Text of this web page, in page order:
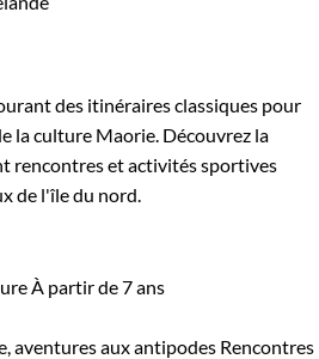
des itinéraires classiques pour
la culture Maorie. Découvrez la
rencontres et activités sportives
de l'île du nord.
À partir de 7 ans
aventures aux antipodes Rencontres